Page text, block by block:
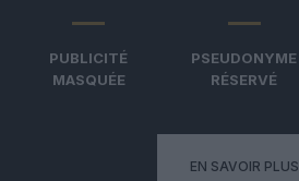
PUBLICITÉ
MASQUÉE
PSEUDONYME
RÉSERVÉ
EN SAVOIR PLUS